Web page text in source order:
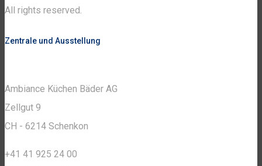
All rights reserved.
Zentrale und Ausstellung
Ambiance Küchen Bäder AG
Zellgut 9
CH - 6214 Schenkon
+41 41 925 24 00